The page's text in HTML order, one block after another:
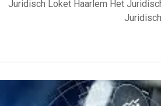
Juridisch Loket Haarlem Het